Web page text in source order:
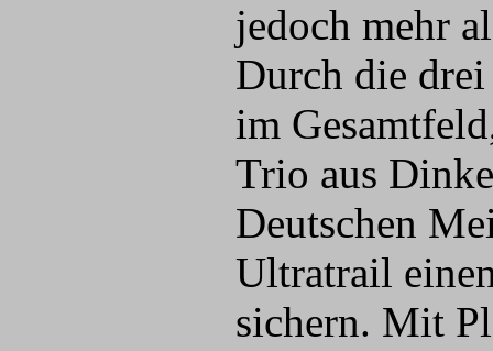
jedoch mehr
Durch die
im
Trio aus
Deutschen
Ultratrail
sichern. Mit